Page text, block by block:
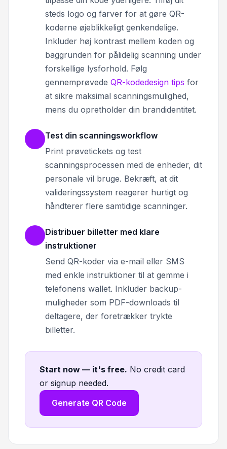
steds logo og farver for at gøre QR-
koderne øjeblikkeligt genkendelige.
Inkluder høj kontrast mellem koden og
baggrunden for pålidelig scanning under
forskellige lysforhold. Følg
gennemprøvede QR-kodedesign tips for
at sikre maksimal scanningsmulighed,
mens du opretholder din brandidentitet.
Test din scanningsworkflow
Print prøvetickets og test
scanningsprocessen med de enheder, dit
personale vil bruge. Bekræft, at dit
valideringssystem reagerer hurtigt og
håndterer flere samtidige scanninger.
Distribuer billetter med klare
instruktioner
Send QR-koder via e-mail eller SMS
med enkle instruktioner til at gemme i
telefonens wallet. Inkluder backup-
muligheder som PDF-downloads til
deltagere, der foretrækker trykte
billetter.
Start now — it's free. No credit card
or signup needed.
Generate QR Code